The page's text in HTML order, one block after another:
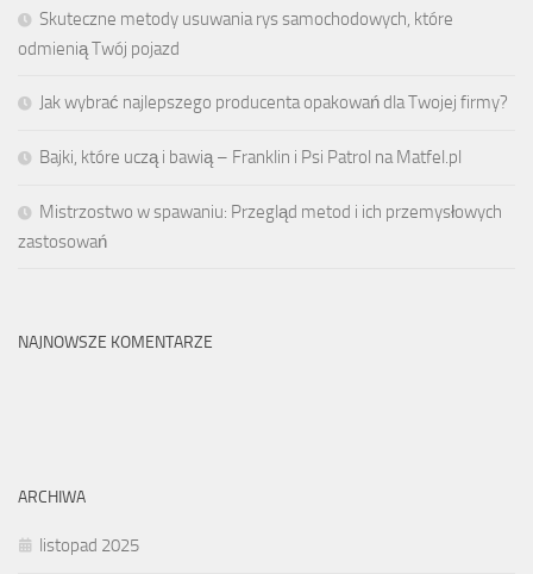
Skuteczne metody usuwania rys samochodowych, które
odmienią Twój pojazd
Jak wybrać najlepszego producenta opakowań dla Twojej firmy?
Bajki, które uczą i bawią – Franklin i Psi Patrol na Matfel.pl
Mistrzostwo w spawaniu: Przegląd metod i ich przemysłowych
zastosowań
NAJNOWSZE KOMENTARZE
ARCHIWA
listopad 2025